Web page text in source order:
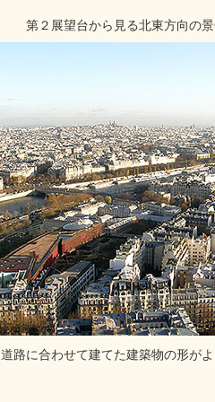
第２展望台から見る北東方向の
道路に合わせて建てた建築物の形が